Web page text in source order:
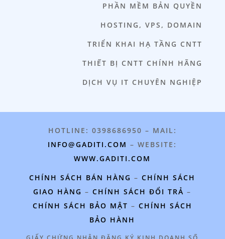
PHẦN MỀM BẢN QUYỀN
HOSTING, VPS, DOMAIN
TRIỂN KHAI HẠ TẦNG CNTT
THIẾT BỊ CNTT CHÍNH HÃNG
DỊCH VỤ IT CHUYÊN NGHIỆP
HOTLINE: 0398686950 – MAIL:
INFO@GADITI.COM – WEBSITE:
WWW.GADITI.COM
CHÍNH SÁCH BÁN HÀNG –CHÍNH SÁCH
GIAO HÀNG –CHÍNH SÁCH ĐỔI TRẢ –
CHÍNH SÁCH BẢO MẬT – CHÍNH SÁCH
BẢO HÀNH